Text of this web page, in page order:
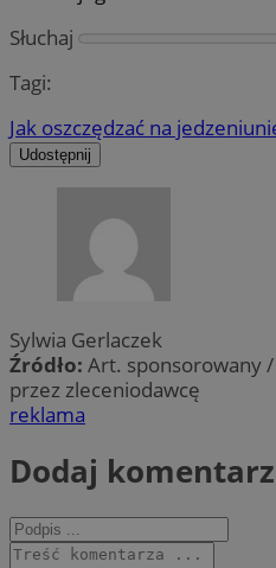
Słuchaj
Tagi:
Jak oszczędzać na jedzeniu
Udostępnij
Sylwia Gerlaczek
Źródło: Art. sponsorowany
przez zleceniodawcę
reklama
Dodaj komentarz